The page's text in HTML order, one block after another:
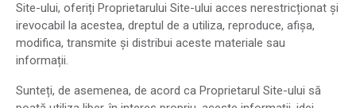
Site-ului, oferiți Proprietarului Site-ului acces nerestricționat și
irevocabil la acestea, dreptul de a utiliza, reproduce, afișa,
modifica, transmite și distribui aceste materiale sau
informații.
Sunteți, de asemenea, de acord ca Proprietarul Site-ului să